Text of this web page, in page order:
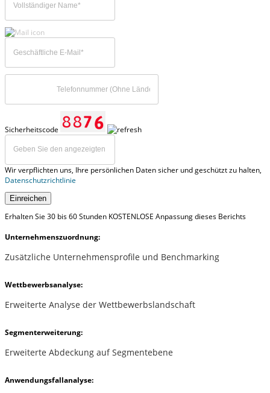
Sicherheitscode
Wir verpflichten uns, Ihre persönlichen Daten sicher und geschützt zu halten,
Datenschutzrichtlinie
Einreichen
Erhalten Sie 30 bis 60 Stunden KOSTENLOSE Anpassung dieses Berichts
Unternehmenszuordnung:
Zusätzliche Unternehmensprofile und Benchmarking
Wettbewerbsanalyse:
Erweiterte Analyse der Wettbewerbslandschaft
Segmenterweiterung:
Erweiterte Abdeckung auf Segmentebene
Anwendungsfallanalyse: